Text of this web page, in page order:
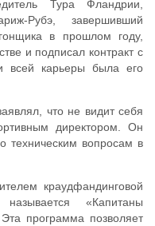
Тура Фландрии,
Рубэ, завершивший
в прошлом году,
и подписал контракт с
всей карьеры была его
что не видит себя
директором. Он
техническим вопросам в
краудфандинговой
«Капитаны
программа позволяет